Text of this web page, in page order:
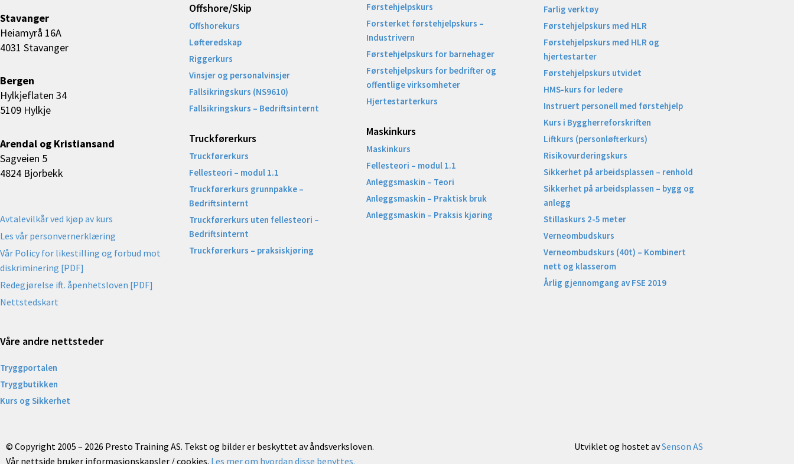
Stavanger
Heiamyrå 16A
4031 Stavanger
Bergen
Hylkjeflaten 34
5109 Hylkje
Arendal og Kristiansand
Sagveien 5
4824 Bjorbekk
Avtalevilkår ved kjøp av kurs
Les vår personvernerklæring
Vår Policy for likestilling og forbud mot
diskriminering [PDF]
Redegjørelse ift. åpenhetsloven [PDF]
Nettstedskart
Våre andre nettsteder
Tryggportalen
Tryggbutikken
Kurs og Sikkerhet
Offshore/Skip​
Offshorekurs
Løfteredskap
Riggerkurs
Vinsjer og personalvinsjer
Fallsikringskurs (NS9610)
Fallsikringskurs – Bedriftsinternt
Truckførerkurs
Truckførerkurs
Fellesteori – modul 1.1
Truckførerkurs grunnpakke –
Bedriftsinternt
Truckførerkurs uten fellesteori –
Bedriftsinternt
Truckførerkurs – praksiskjøring
Førstehjelpskurs
Forsterket førstehjelpskurs –
Industrivern
Førstehjelpskurs for barnehager
Førstehjelpskurs for bedrifter og
offentlige virksomheter
Hjertestarterkurs
Maskinkurs
Maskinkurs
Fellesteori – modul 1.1
Anleggsmaskin – Teori
Anleggsmaskin – Praktisk bruk
Anleggsmaskin – Praksis kjøring
Farlig verktøy
Førstehjelpskurs med HLR
Førstehjelpskurs med HLR og
hjertestarter
Førstehjelpskurs utvidet
HMS-kurs for ledere
Instruert personell med førstehjelp
Kurs i Byggherreforskriften
Liftkurs (personløfterkurs)
Risikovurderingskurs
Sikkerhet på arbeidsplassen – renhold
Sikkerhet på arbeidsplassen – bygg og
anlegg
Stillaskurs 2-5 meter
Verneombudskurs
Verneombudskurs (40t) – Kombinert
nett og klasserom
Årlig gjennomgang av FSE 2019
© Copyright 2005 – 2026 Presto Training AS. Tekst og bilder er beskyttet av åndsverksloven.
Vår nettside bruker informasjonskapsler / cookies. Les mer om hvordan disse benyttes.
Utviklet og hostet avSenson AS